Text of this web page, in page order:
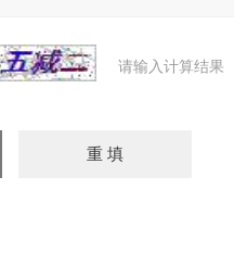
请输入计算结果